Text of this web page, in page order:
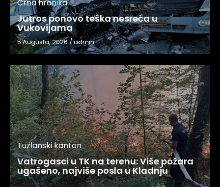
Crna hronika
Jutros ponovo teška nesreća u
Vukovijama
5 Augusta, 2026/admin
Tuzlanski kanton
Vatrogasci u TK na terenu: Više požara
ugašeno, najviše posla u Kladnju